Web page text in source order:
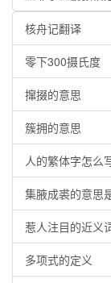
核舟记翻译
零下300摄氏度
撺掇的意思
簇拥的意思
人的繁体字怎么
集腋成裘的意思
惹人注目的近义
多项式的定义